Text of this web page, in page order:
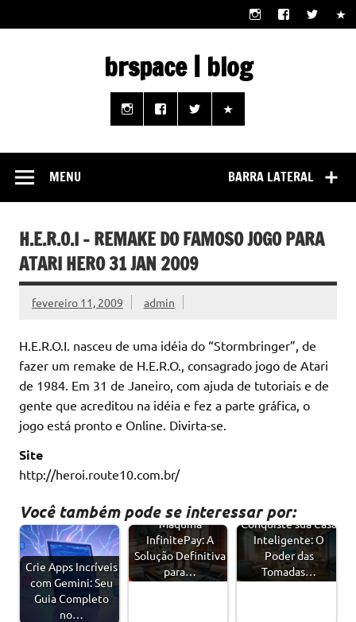
content
brspace | blog
Descubra como a tecnologia pode melhorar sua vida |
Junte-se a nós rumo a um futuro em que o útil e prático
estão ao seu alcance!
BARRA LATERAL
MENU
H.E.R.O.I – REMAKE DO FAMOSO JOGO PARA
ATARI HERO 31 JAN 2009
fevereiro 11, 2009 admin
H.E.R.O.I. nasceu de uma idéia do “Stormbringer”, de
fazer um remake de H.E.R.O., consagrado jogo de Atari
de 1984. Em 31 de Janeiro, com ajuda de tutoriais e de
gente que acreditou na idéia e fez a parte gráfica, o
jogo está pronto e Online. Divirta-se.
Site
http://heroi.route10.com.br/
Você também pode se interessar por:
Crie Apps Incríveis
com Gemini: Seu
Guia Completo
no…
Máquina
InfinitePay: A
Solução Definitiva
para…
Conquiste sua Casa
Inteligente: O
Poder das
Tomadas…